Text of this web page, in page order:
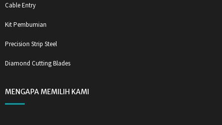
Cable Entry
Kit Pembumian
Precision Strip Steel
Diamond Cutting Blades
MENGAPA MEMILIH KAMI